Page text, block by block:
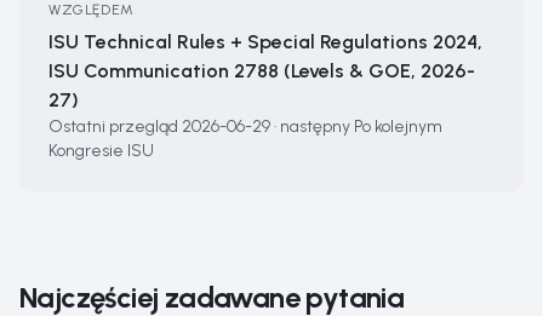
WZGLĘDEM
ISU Technical Rules + Special Regulations 2024,
ISU Communication 2788 (Levels & GOE, 2026-
27)
Ostatni przegląd 2026-06-29· następny Po kolejnym
Kongresie ISU
Najczęściej zadawane pytania